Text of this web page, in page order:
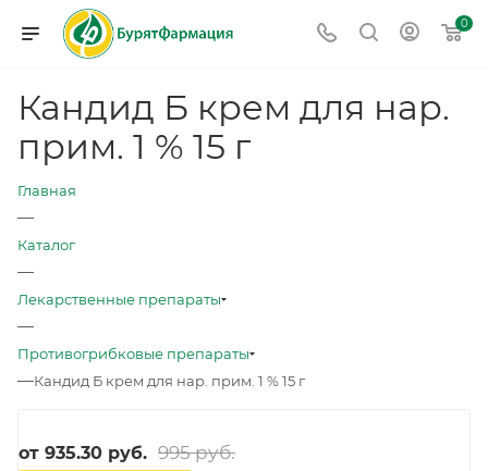
0
Кандид Б крем для нар.
прим. 1 % 15 г
Главная
—
Каталог
—
Лекарственные препараты
—
Противогрибковые препараты
—Кандид Б крем для нар. прим. 1 % 15 г
от 935.30 руб. 995 руб.